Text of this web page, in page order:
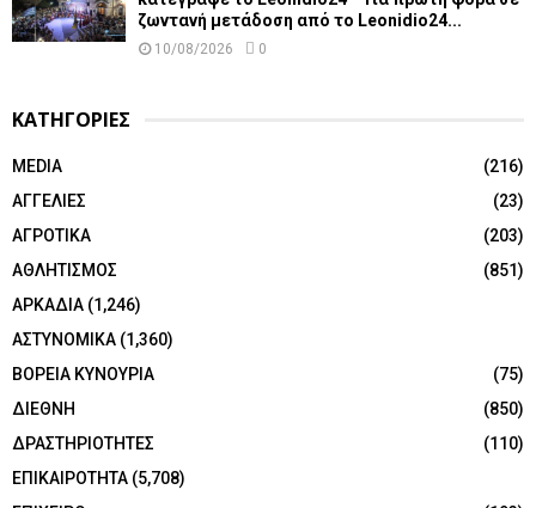
ζωντανή μετάδοση από το Leonidio24...
10/08/2026 0
ΚΑΤΗΓΟΡΙΕΣ
MEDIA
(216)
ΑΓΓΕΛΙΕΣ
(23)
ΑΓΡΟΤΙΚΑ
(203)
ΑΘΛΗΤΙΣΜΟΣ
(851)
ΑΡΚΑΔΙΑ (1,246)
ΑΣΤΥΝΟΜΙΚΑ (1,360)
ΒΟΡΕΙΑ ΚΥΝΟΥΡΙΑ
(75)
ΔΙΕΘΝΗ
(850)
ΔΡΑΣΤΗΡΙΟΤΗΤΕΣ
(110)
ΕΠΙΚΑΙΡΟΤΗΤΑ (5,708)